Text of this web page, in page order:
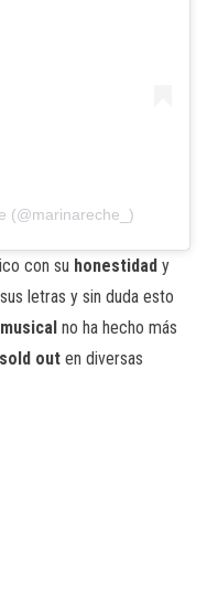
(@marinareche_)
con su honestidad y
letras y sin duda esto
no ha hecho más
sold out en diversas